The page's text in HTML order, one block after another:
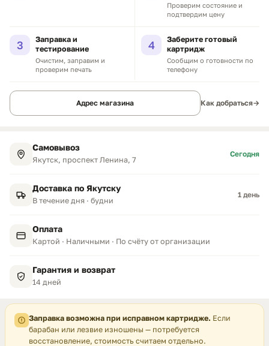
Проверим состояние и
подтвердим цену
3
Заправка и
тестирование
Очистим, заправим и
проверим печать
4
Заберите готовый
картридж
Сообщим о готовности по
телефону
Адрес магазина Как добраться→
Самовывоз
Якутск, проспект Ленина, 7
Сегодня
Доставка по Якутску
В течение дня · будни
1 день
Оплата
Картой · Наличными · По счёту от организации
Гарантия и возврат
14 дней
Заправка возможна при исправном картридже. Если
барабан или лезвие изношены — потребуется
восстановление, стоимость считаем отдельно.